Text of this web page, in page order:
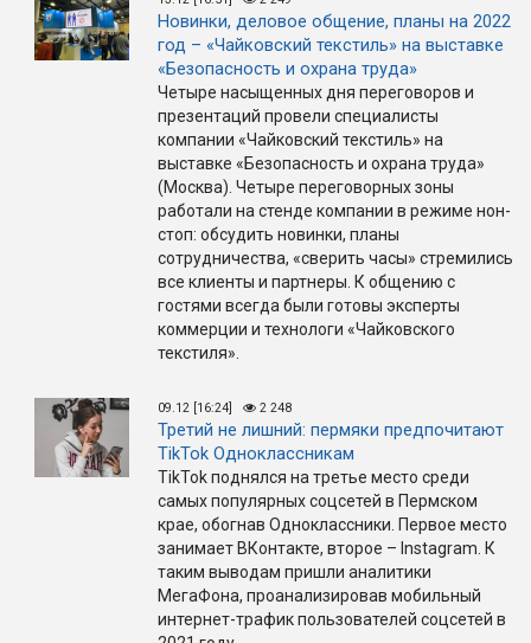
Новинки, деловое общение, планы на 2022
год – «Чайковский текстиль» на выставке
«Безопасность и охрана труда»
Четыре насыщенных дня переговоров и
презентаций провели специалисты
компании «Чайковский текстиль» на
выставке «Безопасность и охрана труда»
(Москва). Четыре переговорных зоны
работали на стенде компании в режиме нон-
стоп: обсудить новинки, планы
сотрудничества, «сверить часы» стремились
все клиенты и партнеры. К общению с
гостями всегда были готовы эксперты
коммерции и технологи «Чайковского
текстиля».
09.12 [16:24] 2 248
Третий не лишний: пермяки предпочитают
TikTok Одноклассникам
TikTok поднялся на третье место среди
самых популярных соцсетей в Пермском
крае, обогнав Одноклассники. Первое место
занимает ВКонтакте, второе – Instagram. К
таким выводам пришли аналитики
МегаФона, проанализировав мобильный
интернет-трафик пользователей соцсетей в